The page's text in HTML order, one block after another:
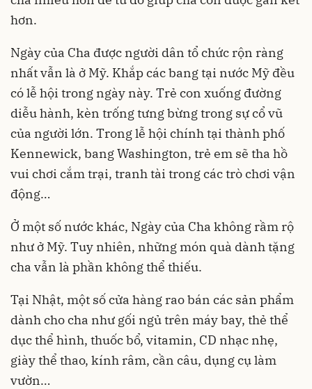
hơn.
Ngày của Cha được người dân tổ chức rộn ràng
nhất vẫn là ở Mỹ. Khắp các bang tại nước Mỹ đều
có lễ hội trong ngày này. Trẻ con xuống đường
diễu hành, kèn trống tưng bừng trong sự cổ vũ
của người lớn. Trong lễ hội chính tại thành phố
Kennewick, bang Washington, trẻ em sẽ tha hồ
vui chơi cắm trại, tranh tài trong các trò chơi vận
động…
Ở một số nước khác, Ngày của Cha không rầm rộ
như ở Mỹ. Tuy nhiên, những món quà dành tặng
cha vẫn là phần không thể thiếu.
Tại Nhật, một số cửa hàng rao bán các sản phẩm
dành cho cha như gối ngủ trên máy bay, thẻ thể
dục thể hình, thuốc bổ, vitamin, CD nhạc nhẹ,
giày thể thao, kính râm, cần câu, dụng cụ làm
vườn…